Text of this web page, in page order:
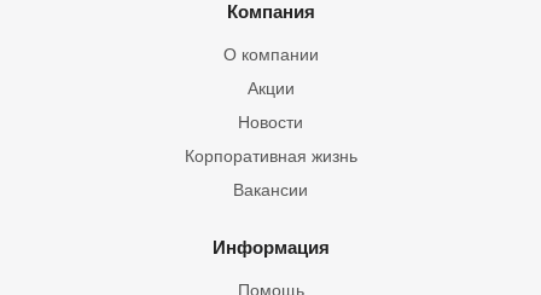
Компания
О компании
Акции
Новости
Корпоративная жизнь
Вакансии
Информация
Помощь